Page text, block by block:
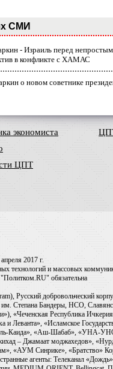
СМИ
- Израиль перед
в конфликте с ХАМАС
о новом советнике
экономиста
ЦПТ
2017 г.
технологий и массовых
обязательна
Русский добровольческий
Степана Бандеры, НСО,
«Чеченская Республика
и Леванта», «Исламское
Каида», «Аш-Шабаб», «УНА-
– Джамаат моджахедов»,
«АУМ Синрике», «Братство»
агенты: Телеканал